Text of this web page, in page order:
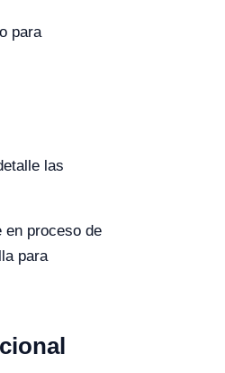
para
las
en proceso de
para